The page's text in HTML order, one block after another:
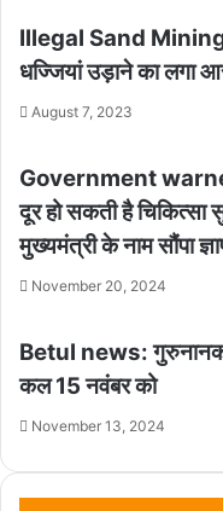
Illegal Sand Mining :
धज्जियां उड़ाने का लगा
August 7, 2023
Government
दूर हो सकती है चिकित्सा
मुख्यमंत्री के नाम सौंपा
November 20, 2024
Betul news: गुरुनानक
कल 15 नवंबर को
November 13, 2024